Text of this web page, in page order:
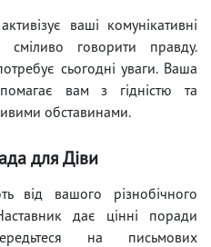
ваші комунікативні
говорити правду.
сьогодні уваги. Ваша
вам з гідністю та
обставинами.
для Діви
від вашого різнобічного
дає цінні поради
на письмових